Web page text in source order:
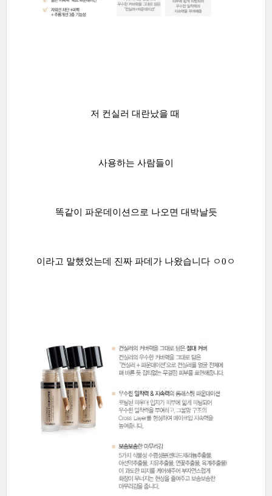
저 컨실러 대란났을 때
사용하는 사람들이
똑같이 파운데이션으로 나오면 대박날듯
이라고 말했었는데 진짜 파데가 나왔습니다 ㅇ0ㅇ